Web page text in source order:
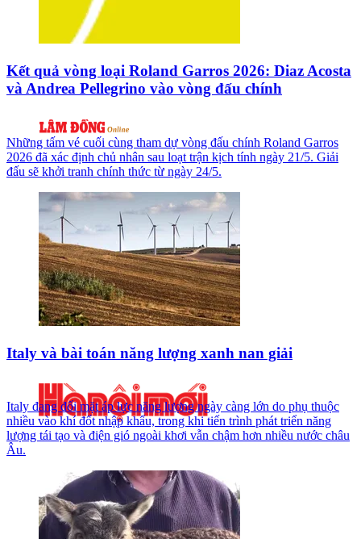
Kết quả vòng loại Roland Garros 2026: Diaz Acosta
và Andrea Pellegrino vào vòng đấu chính
Những tấm vé cuối cùng tham dự vòng đấu chính Roland Garros
2026 đã xác định chủ nhân sau loạt trận kịch tính ngày 21/5. Giải
đấu sẽ khởi tranh chính thức từ ngày 24/5.
Italy và bài toán năng lượng xanh nan giải
Italy đang đối mặt áp lực năng lượng ngày càng lớn do phụ thuộc
nhiều vào khí đốt nhập khẩu, trong khi tiến trình phát triển năng
lượng tái tạo và điện gió ngoài khơi vẫn chậm hơn nhiều nước châu
Âu.